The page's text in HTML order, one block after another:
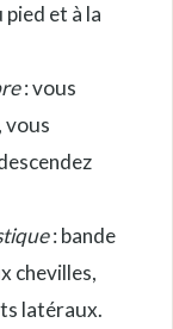
pied et à la
: vous
vous
: bande
chevilles,
latéraux.